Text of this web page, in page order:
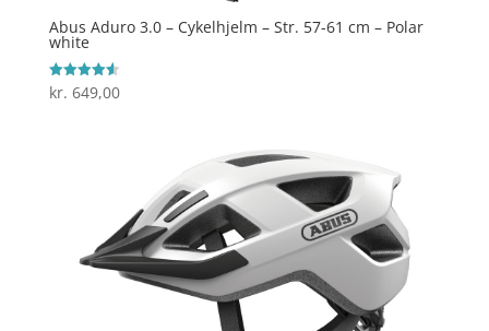
Abus Aduro 3.0 – Cykelhjelm – Str. 57-61 cm – Polar
white
Vurderet
4.6
kr. 649,00